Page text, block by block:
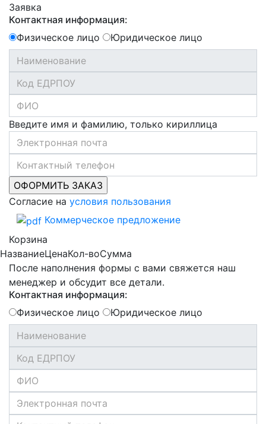
Заявка
Контактная информация:
Физическое лицо
Юридическое лицо
Введите имя и фамилию, только кириллица
Согласие на условия пользования
Коммерческое предложение
Корзина
НазваниеЦенаКол-воСумма
После наполнения формы с вами свяжется наш
менеджер и обсудит все детали.
Контактная информация:
Физическое лицо
Юридическое лицо